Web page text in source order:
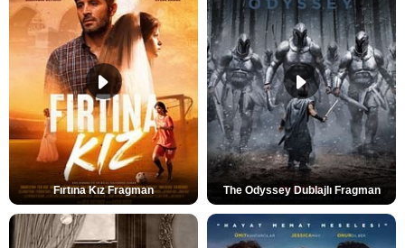
Fırtına Kız Fragman The Odyssey Dublajlı Fragman